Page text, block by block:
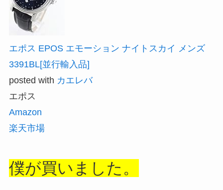
エポス EPOS エモーション ナイトスカイ メンズ
3391BL[並行輸入品]
posted with カエレバ
エポス
Amazon
楽天市場
僕が買いました。